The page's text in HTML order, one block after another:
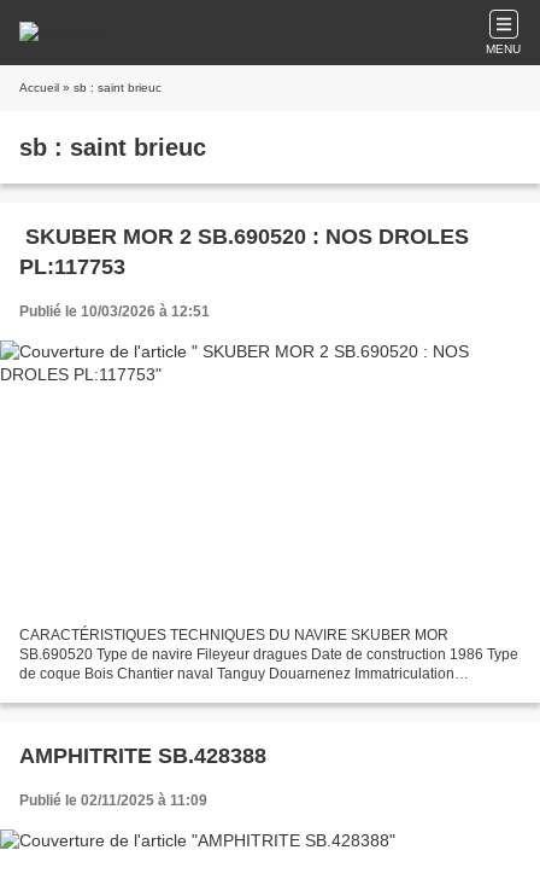
MENU
Accueil » sb : saint brieuc
sb : saint brieuc
SKUBER MOR 2 SB.690520 : NOS DROLES
PL:117753
Publié le 10/03/2026 à 12:51
CARACTÉRISTIQUES TECHNIQUES DU NAVIRE SKUBER MOR
SB.690520 Type de navire Fileyeur dragues Date de construction 1986 Type
de coque Bois Chantier naval Tanguy Douarnenez Immatriculation
AMPHITRITE SB.428388
Publié le 02/11/2025 à 11:09